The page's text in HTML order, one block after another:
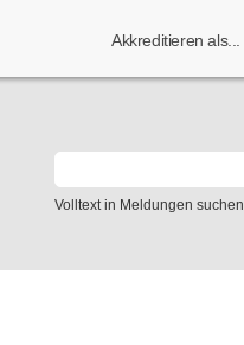
Akkreditieren als...
Volltext in Meldungen suchen